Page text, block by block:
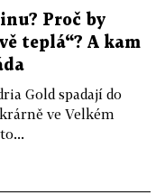
Proč by
teplá“? A kam
Gold spadají do
ve Velkém